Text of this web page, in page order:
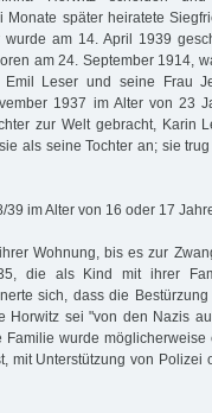
Monate später heiratete
am 14. April 1939
am 24. September 1914,
Leser und seine Frau
1937 im Alter von 23
zur Welt gebracht, Karin
als seine Tochter an; sie
im Alter von 16 oder 17
Wohnung, bis es zur
die als Kind mit ihrer
sich, dass die
Horwitz sei "von den Nazis
wurde möglicherweise
mit Unterstützung von Polizei